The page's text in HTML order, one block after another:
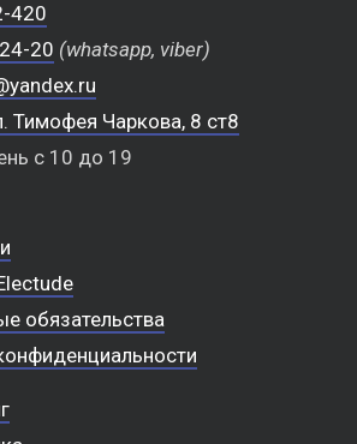
420
20 (whatsapp, viber)
Тимофея Чаркова, 8 ст8
с 10 до 19
обязательства